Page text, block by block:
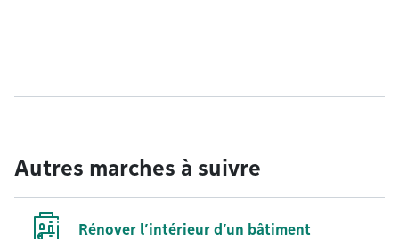
Autres marches à suivre
Rénover l’intérieur d’un bâtiment